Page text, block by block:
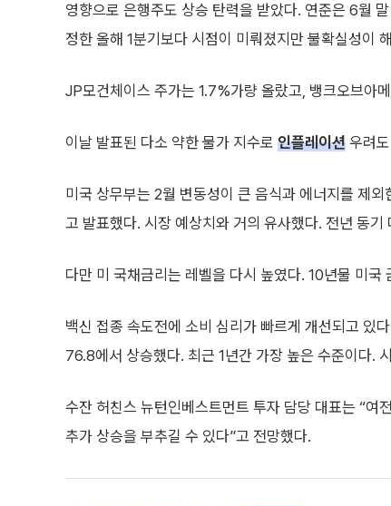
영향으로 은행주도 상승 탄력을 받았다. 연준은 6월
정한 올해 1분기보다 시점이 미뤄졌지만 불확실성이
JP모건체이스 주가는 1.7%가량 올랐고, 뱅크오브아
이날 발표된 다소 약한 물가 지수로 인플레이션 우려
미국 상무부는 2월 변동성이 큰 음식과 에너지를 제
고 발표했다. 시장 예상치와 거의 유사했다. 전년 동
다만 미 국채금리는 레벨을 다시 높였다. 10년물 미
백신 접종 속도전에 소비 심리가 빠르게 개선되고 있
76.8에서 상승했다. 최근 1년간 가장 높은 수준이다.
수잔 허친스 뉴턴인베스트먼트 투자 담당 대표는 “여
추가 상승을 부추길 수 있다”고 전망했다.